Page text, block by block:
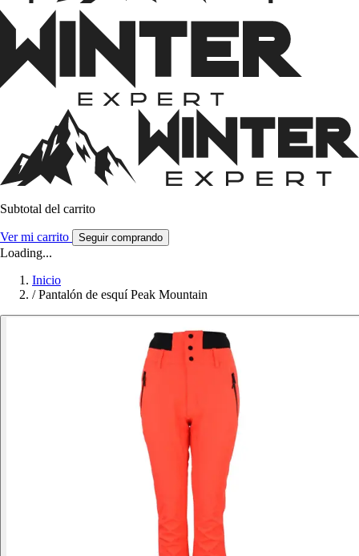
Subtotal del carrito
Ver mi carrito Seguir comprando
Loading...
Inicio
/ Pantalón de esquí Peak Mountain